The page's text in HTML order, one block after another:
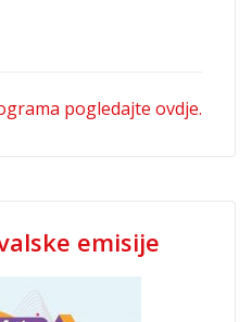
pogledajte ovdje.
emisije